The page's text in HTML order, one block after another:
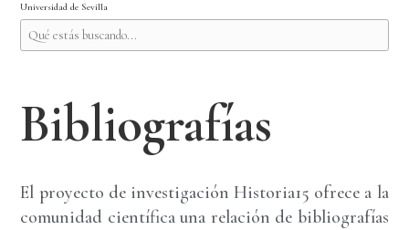
Universidad de Sevilla
Bibliografías
El proyecto de investigación Historia15 ofrece a la
comunidad científica una relación de bibliografías